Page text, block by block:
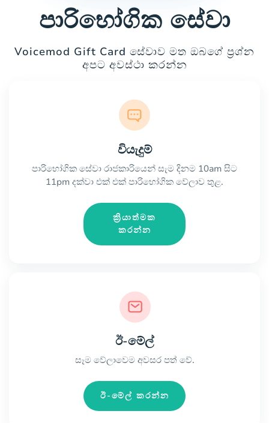
පාරිභෝගික සේවා
Voicemod Gift Card සේවාව මත ඔබගේ ප්‍රශ්න
අපට අවස්ථා කරන්න
වියැදුම්
පාරිභෝගික සේවා රාජකාරියෙන් සැම දිනම 10am සිට
11pm දක්වා එක් එක් පාරිභෝගික වේලාව තුළ.
ක්‍රියාත්මක
කරන්න
ඊ-මේල්
සෑම වේලාවෙම අවසර පත් වේ.
ඊ-මේල් කරන්න